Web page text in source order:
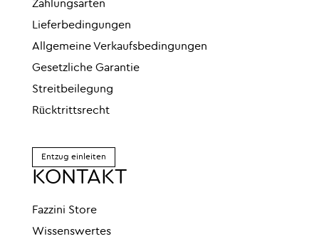
Zahlungsarten
Lieferbedingungen
Allgemeine Verkaufsbedingungen
Gesetzliche Garantie
Streitbeilegung
Rücktrittsrecht
Entzug einleiten
KONTAKT
Fazzini Store
Wissenswertes